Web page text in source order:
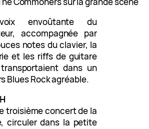
envoûtante du
accompagnée par
notes du clavier, la
et les riffs de guitare
dans un
Blues Rock agréable.
troisième concert de la
circuler dans la petite